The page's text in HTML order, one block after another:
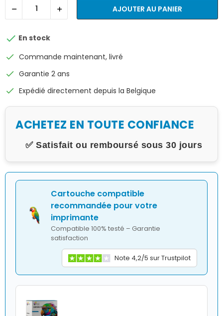
AJOUTER AU PANIER
 En stock
check Commande maintenant, livré
check Garantie 2 ans
check Expédié directement depuis la Belgique
ACHETEZ EN TOUTE CONFIANCE
✅ Satisfait ou remboursé sous 30 jours
Cartouche compatible
recommandée pour votre
imprimante
Compatible 100% testé – Garantie
satisfaction
Note 4,2/5 sur Trustpilot